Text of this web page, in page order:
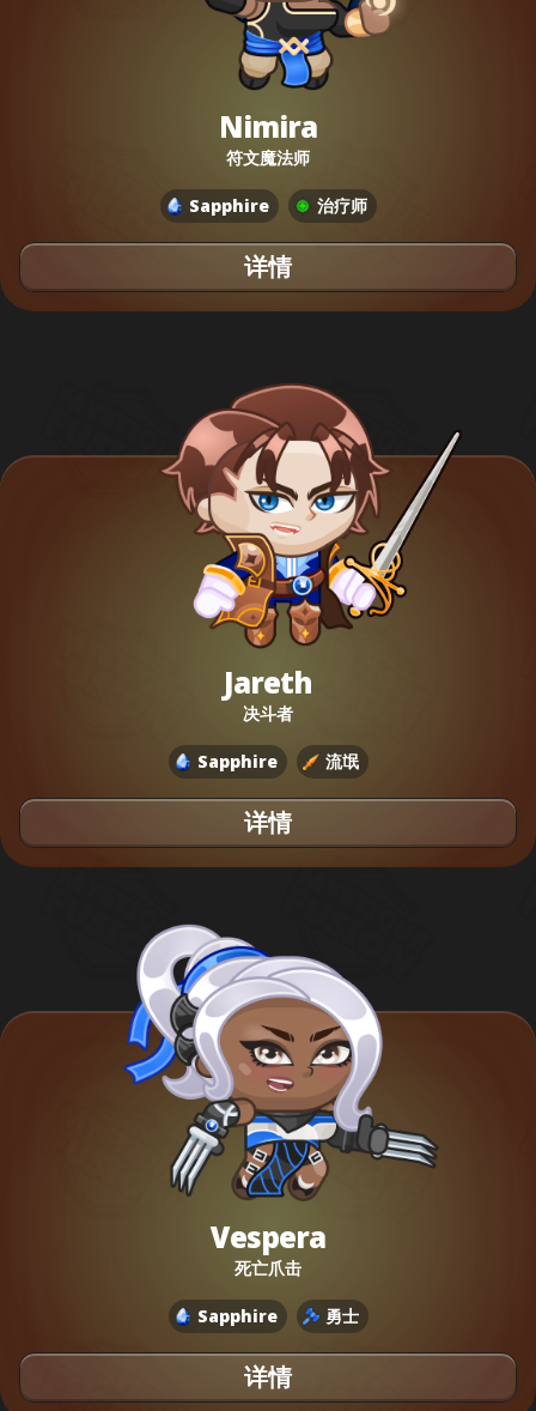
Nimira
符文魔法师
Sapphire 治疗师
详情
Jareth
决斗者
Sapphire 流氓
详情
Vespera
死亡爪击
Sapphire 勇士
详情